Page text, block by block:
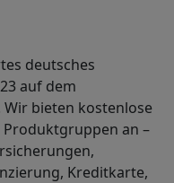
deutsches
auf dem
bieten kostenlose
an –
Kreditkarte,